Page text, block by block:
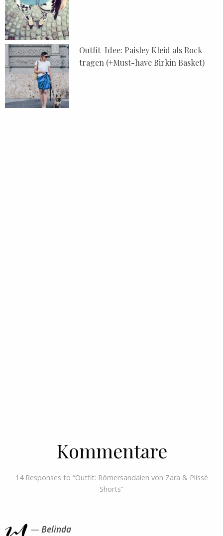
Outfit-Idee: Paisley Kleid als Rock
tragen (+Must-have Birkin Basket)
Kommentare
14 Responses to “Outfit: Römersandalen von Zara & Plissé
Shorts”
Belinda